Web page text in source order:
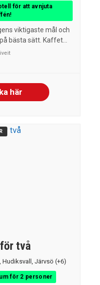
för att avnjuta
viktigaste mål och
bästa sätt. Kaffet...
här
två
Hudiksvall , Järvsö (+6)
för 2 personer